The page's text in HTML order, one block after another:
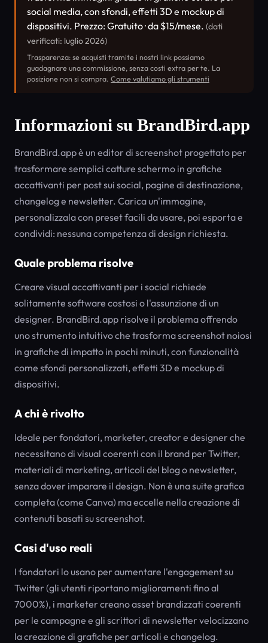
social media, con sfondi, effetti 3D e mockup di
dispositivi. Prezzo: Gratuito · da $15/mese. (dati
verificati: luglio 2026)
Trasparenza: se acquisti tramite i nostri link possiamo
guadagnare una commissione, senza costi extra per te. La
posizione non si compra. Come valutiamo gli strumenti
Informazioni su BrandBird.app
BrandBird.app è un editor di screenshot progettato per
trasformare semplici catture schermo in grafiche
accattivanti per post sui social, pagine di destinazione,
changelog e newsletter. Carica un'immagine,
personalizzala con preset facili da usare, poi esporta e
condividi: nessuna competenza di design richiesta.
Quale problema risolve
Creare visual accattivanti per i social richiede
solitamente software costosi o l'assunzione di un
designer. BrandBird.app risolve il problema offrendo
uno strumento intuitivo che trasforma screenshot noiosi
in grafiche di impatto in pochi minuti, con funzionalità
come sfondi personalizzati, effetti 3D e mockup di
dispositivi.
A chi è rivolto
Ideale per fondatori, marketer, creator e designer che
necessitano di visual coerenti con il brand per Twitter,
materiali di marketing, articoli del blog o newsletter,
senza dover imparare il design. Non è una suite grafica
completa (come Canva) ma eccelle nella creazione di
contenuti basati su screenshot.
Casi d'uso reali
I fondatori lo usano per aumentare l'engagement su
Twitter (gli utenti riportano miglioramenti fino al
7000%), i marketer creano asset brandizzati coerenti
per le campagne e gli scrittori di newsletter velocizzano
la creazione di grafiche per articoli e changelog.